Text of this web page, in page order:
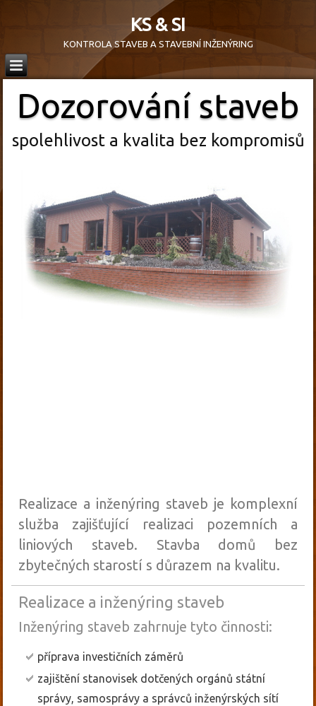
KS & SI
KONTROLA STAVEB A STAVEBNÍ INŽENÝRING
Dozorování staveb
spolehlivost a kvalita bez kompromisů
Realizace a inženýring staveb je komplexní
služba zajišťující realizaci pozemních a
liniových staveb. Stavba domů bez
zbytečných starostí s důrazem na kvalitu.
Realizace a inženýring staveb
Inženýring staveb zahrnuje tyto činnosti:
příprava investičních záměrů
zajištění stanovisek dotčených orgánů státní
správy, samosprávy a správců inženýrských sítí